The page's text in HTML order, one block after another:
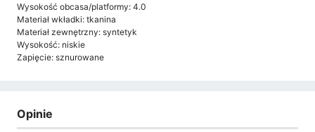
Wysokość obcasa/platformy: 4.0
Materiał wkładki: tkanina
Materiał zewnętrzny: syntetyk
Wysokość: niskie
Zapięcie: sznurowane
Opinie